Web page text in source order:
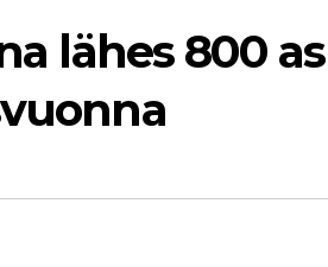
lähes 800